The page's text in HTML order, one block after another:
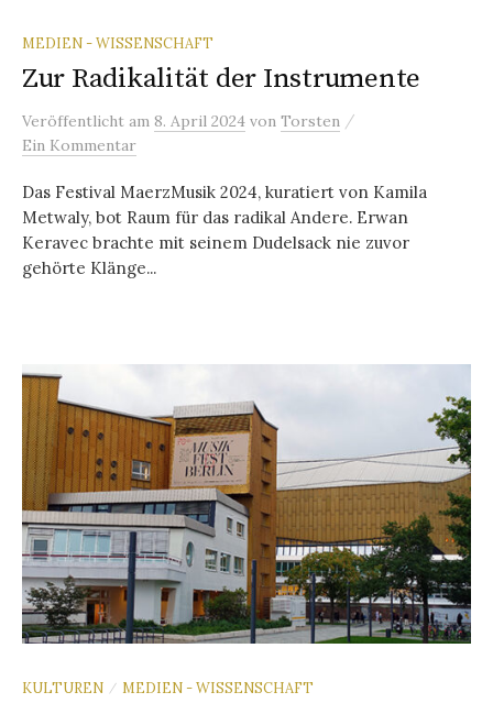
MEDIEN - WISSENSCHAFT
Zur Radikalität der Instrumente
Veröffentlicht am 8. April 2024 von Torsten /
Ein Kommentar
Das Festival MaerzMusik 2024, kuratiert von Kamila
Metwaly, bot Raum für das radikal Andere. Erwan
Keravec brachte mit seinem Dudelsack nie zuvor
gehörte Klänge...
KULTUREN / MEDIEN - WISSENSCHAFT